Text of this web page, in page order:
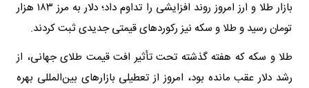
بازار طلا و ارز امروز روند افزایشی را تداوم داد؛ دلار به مرز ۱۸۳ هزار
تومان رسید و طلا و سکه نیز رکوردهای قیمتی جدیدی ثبت کردند.
طلا و سکه که هفته گذشته تحت تأثیر افت قیمت طلای جهانی، از
رشد دلار عقب مانده بود، امروز از تعطیلی بازارهای بین‌المللی بهره